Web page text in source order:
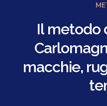
Il metodo
macchie,